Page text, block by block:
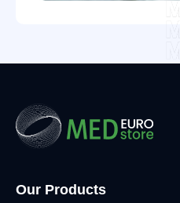
Our Products